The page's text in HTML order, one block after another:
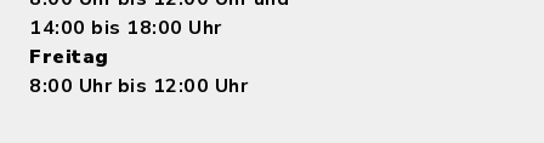
14:00 bis 18:00 Uhr
Freitag
8:00 Uhr bis 12:00 Uhr